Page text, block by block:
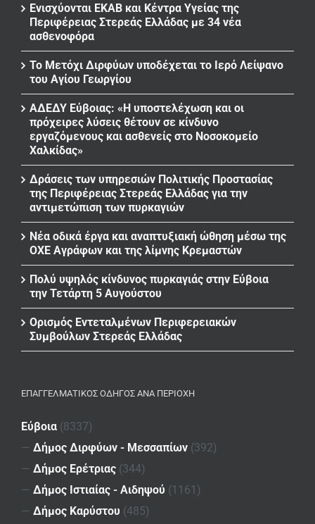
Ενισχύονται ΕΚΑΒ και Κέντρα Υγείας της
Περιφέρειας Στερεάς Ελλάδας με 34 νέα
ασθενοφόρα
Το Μετόχι Διρφύων υποδέχεται το Ιερό Λείψανο
του Αγίου Γεωργίου
ΑΔΕΔΥ Εύβοιας: «Η υποστελέχωση και οι
πρόχειρες λύσεις θέτουν σε κίνδυνο
εργαζόμενους και ασθενείς στο Νοσοκομείο
Χαλκίδας»
Δράσεις των υπηρεσιών Πολιτικής Προστασίας
της Περιφέρειας Στερεάς Ελλάδας για την
αντιμετώπιση των πυρκαγιών
Νέα οδικά έργα και αναπτυξιακή ώθηση μέσω της
ΟΧΕ Αγράφων και της λίμνης Κρεμαστών
Πολύ υψηλός κίνδυνος πυρκαγιάς στην Εύβοια
την Τετάρτη 5 Αυγούστου
Ορισμός Εντεταλμένων Περιφερειακών
Συμβούλων Στερεάς Ελλάδας
ΕΠΑΓΓΕΛΜΑΤΙΚΌΣ ΟΔΗΓΌΣ ΑΝΆ ΠΕΡΙΟΧΉ
Εύβοια (8337)
— Δήμος Διρφύων - Μεσσαπίων (392)
— Δήμος Ερέτριας (344)
— Δήμος Ιστιαίας - Αιδηψού (1161)
— Δήμος Καρύστου (485)